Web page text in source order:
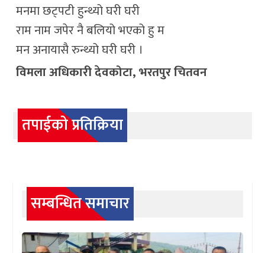
मनमा छट्पटी हुन्थ्यो घरी घरी
राम नाम जपेर नै बलियो भएको हु म
मन अनायासै रुन्थ्यो घरी घरी ।
विमला अधिकारी देवकोटा, भरतपुर चितवन
तपाईको प्रतिक्रिया
सम्बन्धित समाचार